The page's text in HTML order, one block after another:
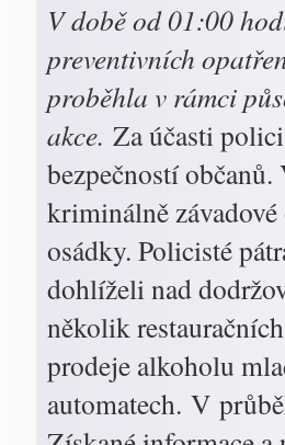
V době od 01:00
preventivních
proběhla v rámci
akce. Za účasti
bezpečností
kriminálně
osádky. Policisté
dohlíželi nad
několik
prodeje alkoholu
automatech. V